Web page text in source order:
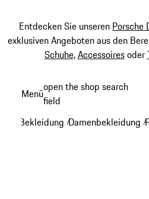
Entdecken Sie unseren Porsche
exklusiven Angeboten aus den
Schuhe,Accessoiresoder
Hauptinhalt
Menüopen the shop search
field
Bekleidung /Damenbekleidung /